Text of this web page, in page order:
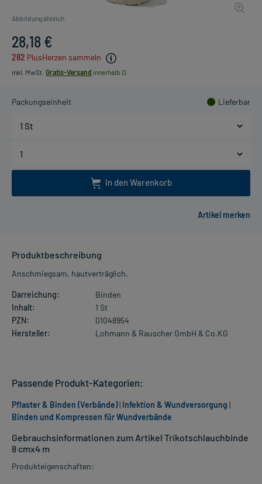
Abbildung ähnlich
28,18 €
282 PlusHerzen sammeln
inkl. MwSt. Gratis-Versand innerhalb D.
Packungseinheit Lieferbar
In den Warenkorb
Produktbeschreibung
Anschmiegsam, hautverträglich.
Darreichung:
Binden
Inhalt:
1 St
PZN:
01048954
Hersteller:
Lohmann & Rauscher GmbH & Co.KG
Gebrauchsinformationen zum Artikel Trikotschlauchbinde
8 cmx4 m
Produkteigenschaften:
Passende Produkt-Kategorien:
Pflaster & Binden (Verbände)| Infektion & Wundversorgung |
Binden und Kompressen für Wundverbände